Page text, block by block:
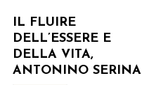
IL FLUIRE
DELL’ESSERE E
DELLA VITA,
ANTONINO SERINA